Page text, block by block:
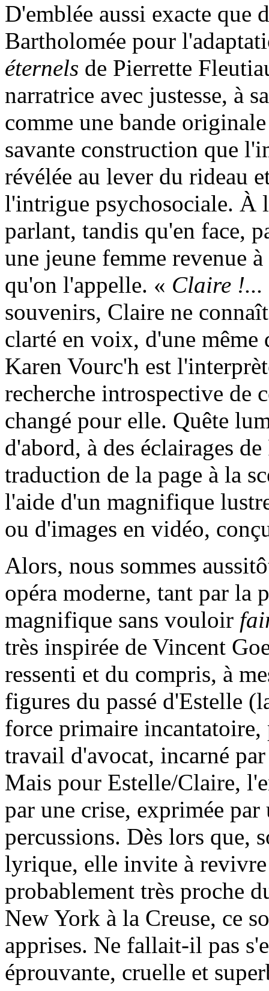
D'emblée aussi exacte que
Bartholomée pour
éternels de Pierrette
narratrice avec justesse, à
comme une bande
savante construction que
révélée au lever du rideau
l'intrigue psychosociale. À
parlant, tandis qu'en face,
une jeune femme revenue
qu'on l'appelle. « Claire !...
souvenirs, Claire ne
clarté en voix, d'une même
Karen Vourc'h est
recherche introspective de
changé pour elle. Quête
d'abord, à des éclairages
traduction de la page à la
l'aide d'un magnifique
ou d'images en vidéo,
Alors, nous sommes
opéra moderne, tant par la
magnifique sans vouloir
très inspirée de Vincent
ressenti et du compris, à
figures du passé d'Estelle
force primaire incantatoire,
travail d'avocat, incarné
Mais pour Estelle/Claire,
par une crise, exprimée
percussions. Dès lors que,
lyrique, elle invite à revivre
probablement très proche
New York à la Creuse, ce
apprises. Ne fallait-il pas
éprouvante, cruelle et